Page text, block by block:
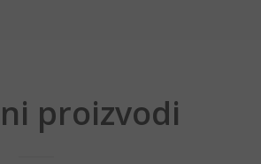
proizvodi